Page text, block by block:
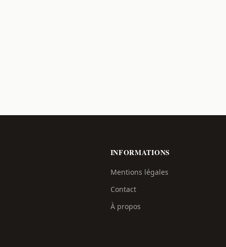
INFORMATIONS
Mentions légales
Contact
À propos